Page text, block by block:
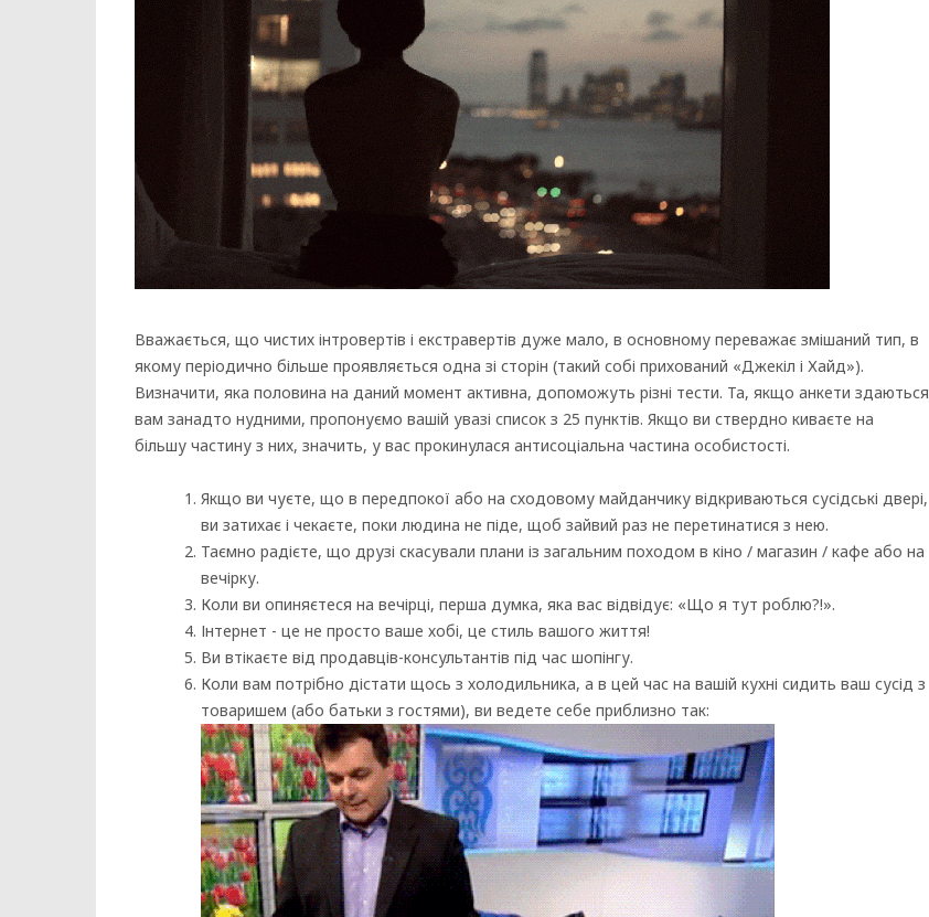
Вважається, що чистих інтровертів і екстравертів дуже мало, в основному переважає змішаний тип, в
якому періодично більше проявляється одна зі сторін (такий собі прихований «Джекіл і Хайд»).
Визначити, яка половина на даний момент активна, допоможуть різні тести. Та, якщо анкети здаються
вам занадто нудними, пропонуємо вашій увазі список з 25 пунктів. Якщо ви ствердно киваєте на
більшу частину з них, значить, у вас прокинулася антисоціальна частина особистості.
Якщо ви чуєте, що в передпокої або на сходовому майданчику відкриваються сусідські двері,
ви затихає і чекаєте, поки людина не піде, щоб зайвий раз не перетинатися з нею.
Таємно радієте, що друзі скасували плани із загальним походом в кіно / магазин / кафе або на
вечірку.
Коли ви опиняєтеся на вечірці, перша думка, яка вас відвідує: «Що я тут роблю?!».
Інтернет - це не просто ваше хобі, це стиль вашого життя!
Ви втікаєте від продавців-консультантів під час шопінгу.
Коли вам потрібно дістати щось з холодильника, а в цей час на вашій кухні сидить ваш сусід з
товаришем (або батьки з гостями), ви ведете себе приблизно так: